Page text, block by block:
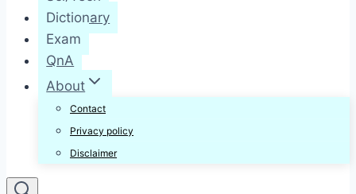
Dictionary
Exam
QnA
About
Contact
Privacy policy
Disclaimer